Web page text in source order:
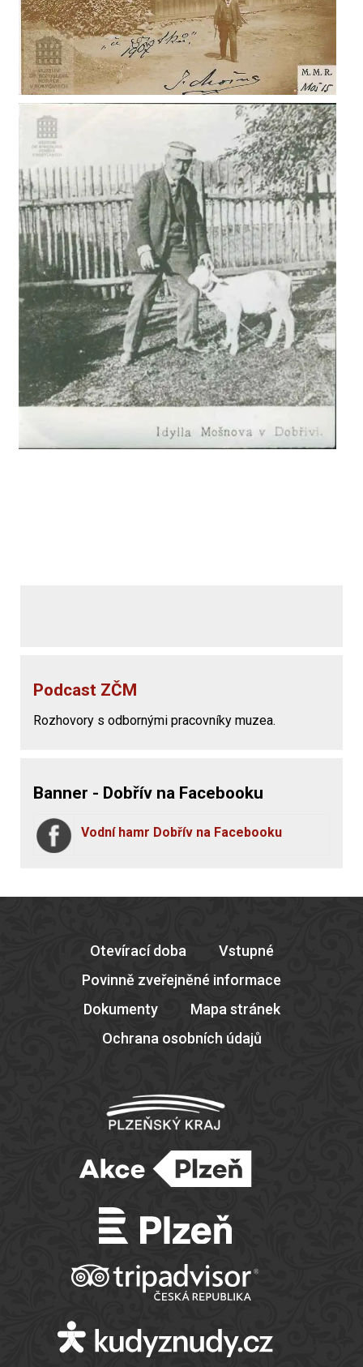
Podcast ZČM
Rozhovory s odbornými pracovníky muzea.
Banner - Dobřív na Facebooku
Vodní hamr Dobřív na Facebooku
Otevírací doba
Vstupné
Povinně zveřejněné informace
Dokumenty
Mapa stránek
Ochrana osobních údajů